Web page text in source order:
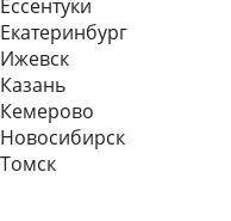
Еcсентуки
Екатеринбург
Ижевск
Казань
Кемерово
Новосибирск
Томск